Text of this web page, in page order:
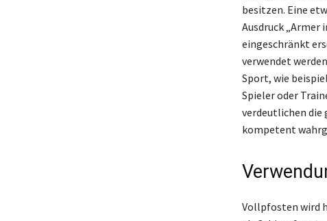
besitzen. Eine
Ausdruck „Armer
eingeschränkt
verwendet
Sport, wie
Spieler oder
verdeutlichen die
kompetent
Vollpfosten wird